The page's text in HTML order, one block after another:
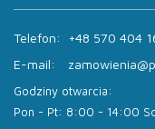
Telefon:
+48 570 404
E-mail:
Godziny otwarcia:
Pon - Pt: 8:00 - 14:00